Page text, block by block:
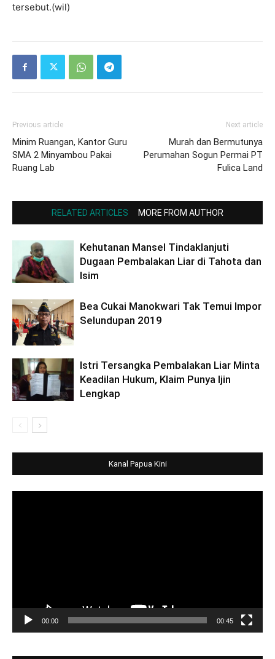
tersebut.(wil)
Previous article
Minim Ruangan, Kantor Guru
SMA 2 Minyambou Pakai
Ruang Lab
Next article
Murah dan Bermutunya
Perumahan Sogun Permai PT
Fulica Land
RELATED ARTICLES MORE FROM AUTHOR
Kehutanan Mansel Tindaklanjuti
Dugaan Pembalakan Liar di Tahota dan
Isim
Bea Cukai Manokwari Tak Temui Impor
Selundupan 2019
Istri Tersangka Pembalakan Liar Minta
Keadilan Hukum, Klaim Punya Ijin
Lengkap
Kanal Papua Kini
00:00 00:45